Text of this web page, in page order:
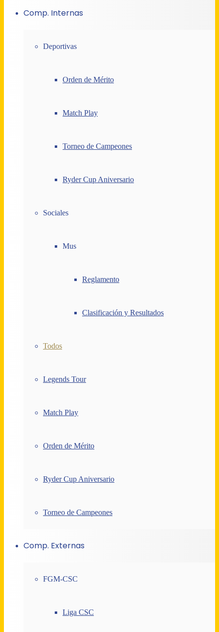
Comp. Internas
Deportivas
Orden de Mérito
Match Play
Torneo de Campeones
Ryder Cup Aniversario
Sociales
Mus
Reglamento
Clasificación y Resultados
Todos
Legends Tour
Match Play
Orden de Mérito
Ryder Cup Aniversario
Torneo de Campeones
Comp. Externas
FGM-CSC
Liga CSC